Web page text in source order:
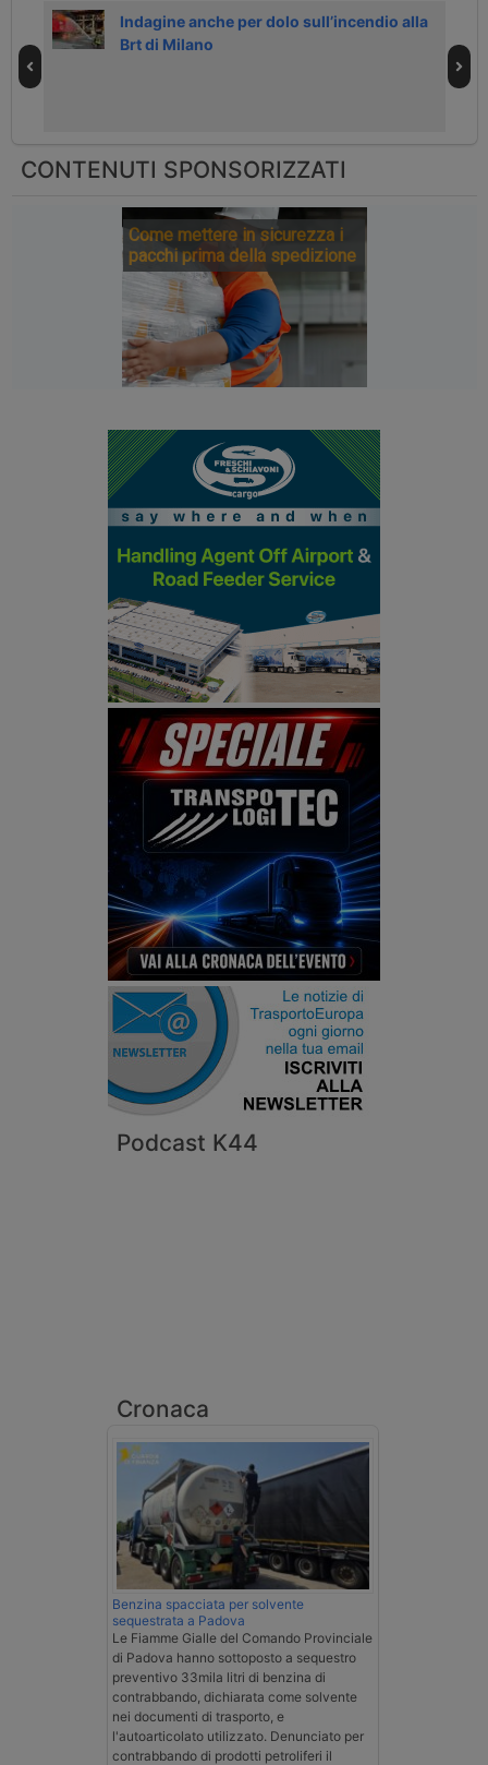
Podcast K44
Cronaca
Benzina spacciata per solvente
sequestrata a Padova
Le Fiamme Gialle del Comando Provinciale
di Padova hanno sottoposto a sequestro
preventivo 33mila litri di benzina di
contrabbando, dichiarata come solvente
nei documenti di trasporto, e
l'autoarticolato utilizzato. Denunciato per
contrabbando di prodotti petroliferi il
Indagine anche per dolo sull’incendio alla
Brt di Milano
CONTENUTI SPONSORIZZATI
Come mettere in sicurezza i
pacchi prima della spedizione